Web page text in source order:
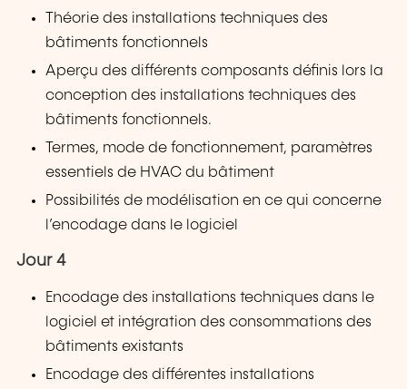
Théorie des installations techniques des
bâtiments fonctionnels
Aperçu des différents composants définis lors la
conception des installations techniques des
bâtiments fonctionnels.
Termes, mode de fonctionnement, paramètres
essentiels de HVAC du bâtiment
Possibilités de modélisation en ce qui concerne
l’encodage dans le logiciel
Jour 4
Encodage des installations techniques dans le
logiciel et intégration des consommations des
bâtiments existants
Encodage des différentes installations